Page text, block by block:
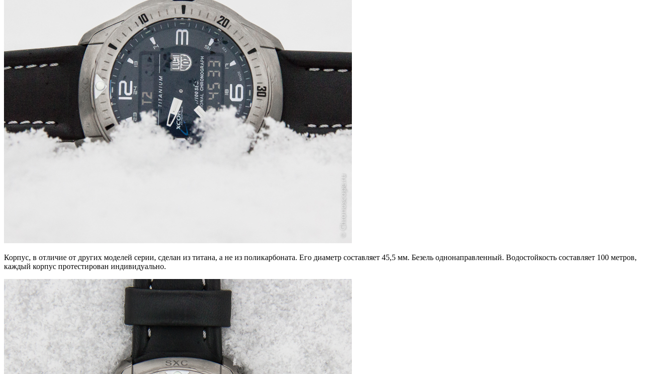
Корпус, в отличие от других моделей серии, сделан из титана, а не из поликарбоната. Его диаметр составляет 45,5 мм. Безель однонаправленный. Водостойкость составляет 100 метров,
каждый корпус протестирован индивидуально.